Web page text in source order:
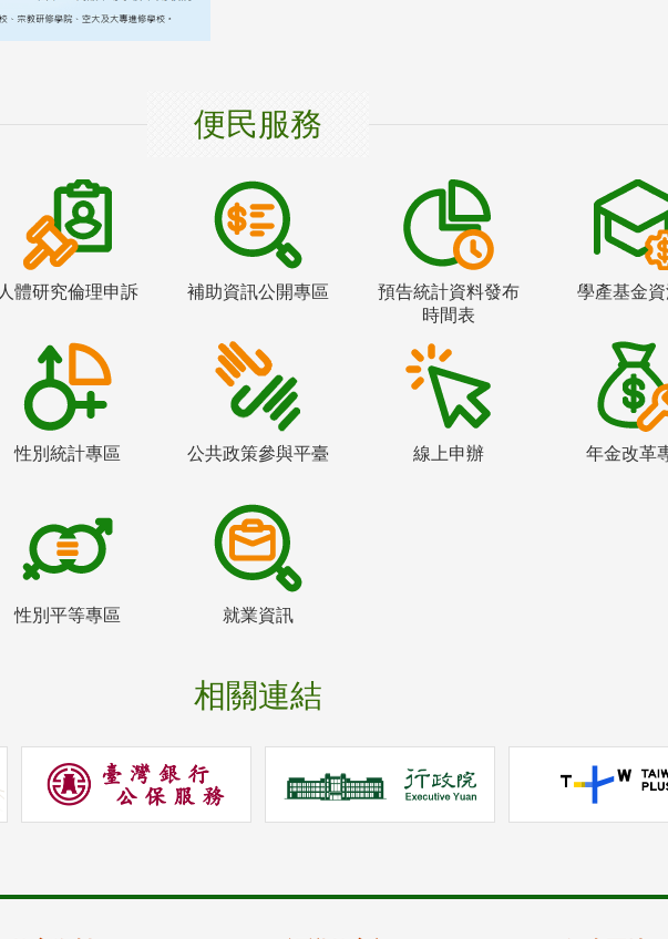
便民服務
人體研究倫理申訴 補助資訊公開專區
預告統計資料發布
時間表
學產基金
性別統計專區 公共政策參與平臺 線上申辦 年金改革
性別平等專區 就業資訊
相關連結